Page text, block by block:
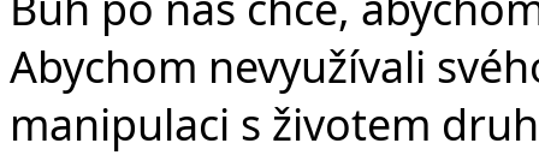
Abychom nevyužívali
manipulaci s životem